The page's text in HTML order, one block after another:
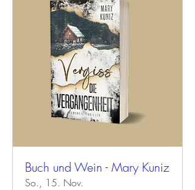
Buch und Wein - Mary Kuniz
So., 15. Nov.